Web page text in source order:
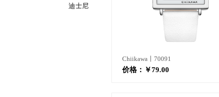
Chiikawa丨70091
价格： ￥79.00
迪士尼